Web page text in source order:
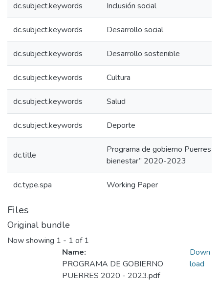
dc.subject.keywords Inclusión social
dc.subject.keywords Desarrollo social
dc.subject.keywords Desarrollo sostenible
dc.subject.keywords Cultura
dc.subject.keywords Salud
dc.subject.keywords Deporte
dc.title
Programa de gobierno Puerres
bienestar” 2020-2023
dc.type.spa Working Paper
Files
Original bundle
Now showing 1 - 1 of 1
Name:
PROGRAMA DE GOBIERNO
PUERRES 2020 - 2023.pdf
Down
load